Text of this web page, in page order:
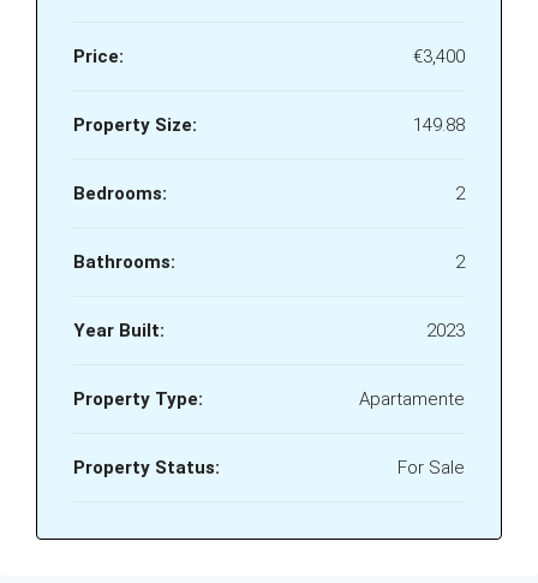
Price: €3,400
Property Size: 149.88
Bedrooms: 2
Bathrooms: 2
Year Built: 2023
Property Type: Apartamente
Property Status: For Sale